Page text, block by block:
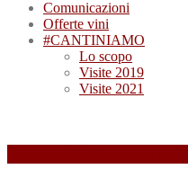
Comunicazioni
Offerte vini
#CANTINIAMO
Lo scopo
Visite 2019
Visite 2021